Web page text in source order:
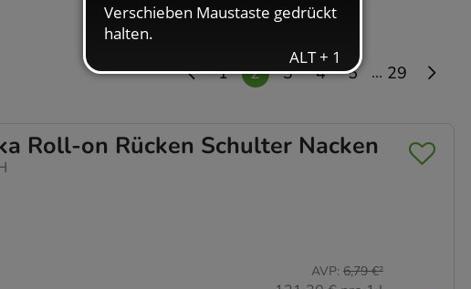
1
2 3 4 5 ... 29
Roll-on Rücken Schulter Nacken
AVP: 6,79 €²